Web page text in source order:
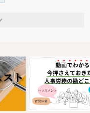
もに、
③「行為の形態」が接待､供
応､慰安､贈答その他これら
に類する行為であること。
全体としてみて、その依